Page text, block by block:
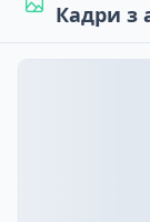
Кадри з